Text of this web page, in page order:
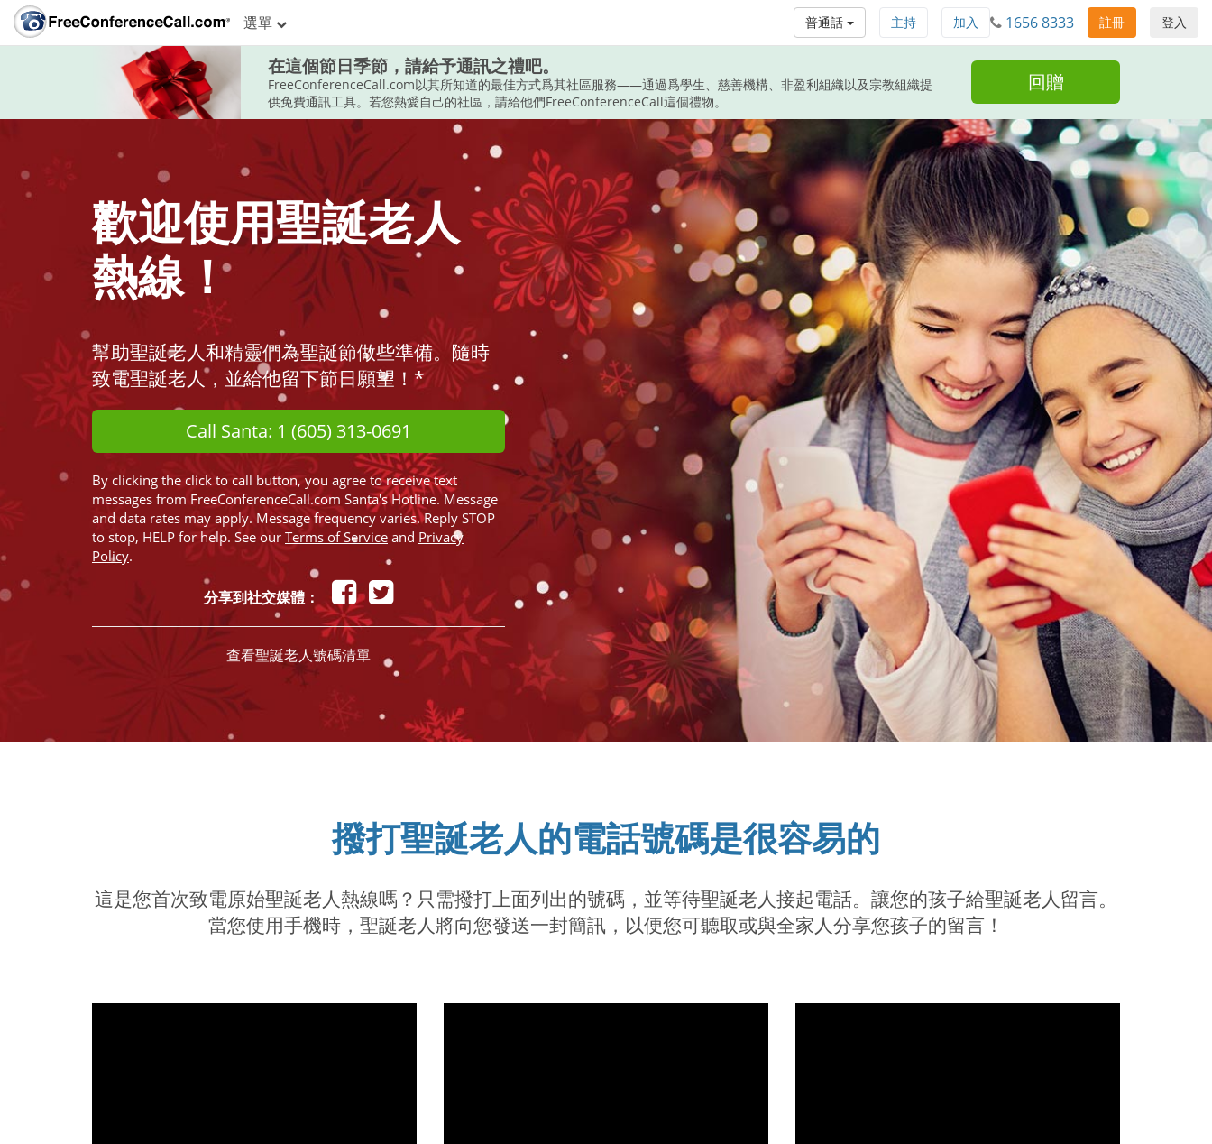
選單 登入
註冊
1656 8333
加入
主持
普通話
在這個節日季節，請給予通訊之禮吧。
FreeConferenceCall.com以其所知道的最佳方式爲其社區服務——通過爲學生、慈善機構、非盈利組織以及宗教組織提
供免費通訊工具。若您熱愛自己的社區，請給他們FreeConferenceCall這個禮物。
回贈
歡迎使用聖誕老人
熱線！
幫助聖誕老人和精靈們為聖誕節做些準備。隨時
致電聖誕老人，並給他留下節日願望！*
Call Santa: 1 (605) 313-0691
By clicking the click to call button, you agree to receive text
messages from FreeConferenceCall.com Santa's Hotline. Message
and data rates may apply. Message frequency varies. Reply STOP
to stop, HELP for help. See our Terms of Service and Privacy
Policy.
分享到社交媒體：
查看聖誕老人號碼清單
撥打聖誕老人的電話號碼是很容易的
這是您首次致電原始聖誕老人熱線嗎？只需撥打上面列出的號碼，並等待聖誕老人接起電話。讓您的孩子給聖誕老人留言。
當您使用手機時，聖誕老人將向您發送一封簡訊，以便您可聽取或與全家人分享您孩子的留言！